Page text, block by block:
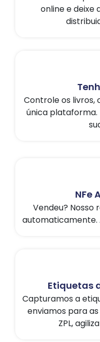
online e deixe
Controle os livros,
única
NFe
Vendeu? Nosso
automaticamente.
Etiquetas
Capturamos a
enviamos para
ZPL,